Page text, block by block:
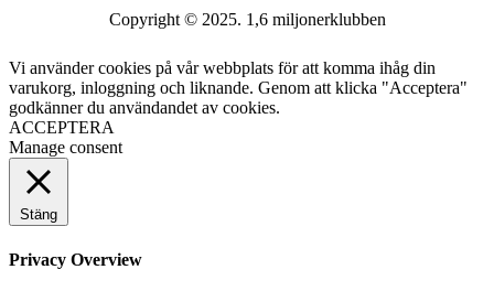
Copyright © 2025. 1,6 miljonerklubben
Vi använder cookies på vår webbplats för att komma ihåg din
varukorg, inloggning och liknande. Genom att klicka "Acceptera"
godkänner du användandet av cookies.
ACCEPTERA
Manage consent
Stäng
Privacy Overview